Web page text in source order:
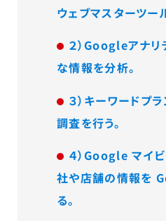
ウェブマスターツー
２）Googleアナリ
な情報を分析。
３）キーワードプ
調査を行う。
４）Google マイ
社や店舗の情報を
る。